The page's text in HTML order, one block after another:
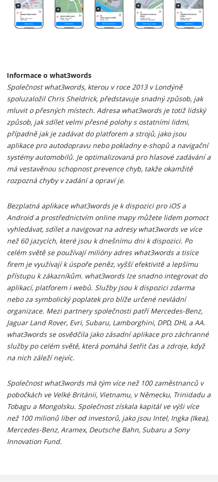
Informace o what3words
Společnost what3words, kterou v roce 2013 v Londýně
spoluzaložil Chris Sheldrick, představuje snadný způsob, jak
mluvit o přesných místech. Adresa what3words je totiž lidský
způsob, jak sdílet velmi přesné polohy s ostatními lidmi,
případně jak je zadávat do platforem a strojů, jako jsou
aplikace pro autodopravu nebo pokladny e-shopů a navigační
systémy automobilů. Je optimalizovaná pro hlasové zadávání a
má vestavěnou schopnost prevence chyb, takže okamžitě
rozpozná chyby v zadání a opraví je.
Bezplatná aplikace what3words je k dispozici pro iOS a
Android a prostřednictvím online mapy můžete lidem pomoct
vyhledávat, sdílet a navigovat na adresy what3words ve více
než 60 jazycích, které jsou k dnešnímu dni k dispozici. Po
celém světě se používají milióny adres what3words a tisíce
firem je využívají k úspoře peněz, vyšší efektivitě a lepšímu
přístupu k zákazníkům. what3words lze snadno integrovat do
aplikací, platforem i webů. Služby jsou k dispozici zdarma
nebo za symbolický poplatek pro blíže určené nevládní
organizace. Mezi partnery společnosti patří Mercedes-Benz,
Jaguar Land Rover, Evri, Subaru, Lamborghini, DPD, DHL a AA.
what3words se osvědčila jako zásadní aplikace pro záchranné
služby po celém světě, která pomáhá šetřit čas a zdroje, když
na nich záleží nejvíc.
Společnost what3words má tým více než 100 zaměstnanců v
pobočkách ve Velké Británii, Vietnamu, v Německu, Trinidadu a
Tobagu a Mongolsku. Společnost získala kapitál ve výši více
než 100 milionů liber od investorů, jako jsou Intel, Ingka (Ikea),
Mercedes-Benz, Aramex, Deutsche Bahn, Subaru a Sony
Innovation Fund.